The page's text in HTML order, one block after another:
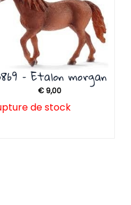
– Etalon morgan
€9,00
de stock